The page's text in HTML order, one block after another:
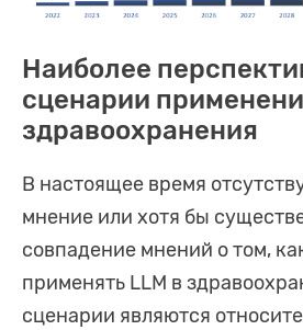
Наиболее
сценарии
здравоохранения
В настоящее время
мнение или хотя бы
совпадение мнений о том,
применять LLM в
сценарии являются